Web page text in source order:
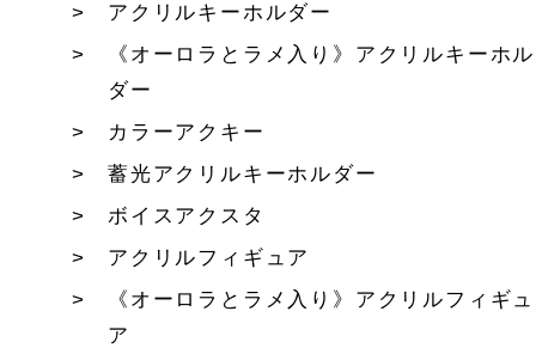
アクリルキーホルダー
《オーロラとラメ入り》アクリルキーホル
ダー
カラーアクキー
蓄光アクリルキーホルダー
ボイスアクスタ
アクリルフィギュア
《オーロラとラメ入り》アクリルフィギュ
ア